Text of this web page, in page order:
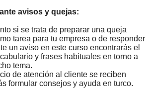
avisos y quejas:
si se trata de preparar una queja
tarea para tu empresa o de responder
un aviso en este curso encontrarás el
y frases habituales en torno a
tema.
de atención al cliente se reciben
formular consejos y ayuda en turco.